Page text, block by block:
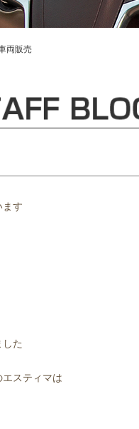
両販売
ます
た
スティマは